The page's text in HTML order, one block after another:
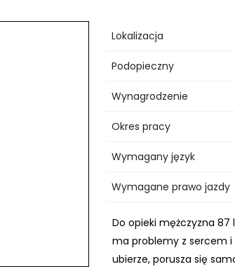
Lokalizacja
Podopieczny
Wynagrodzenie
Okres pracy
Wymagany język
Wymagane prawo jazdy
Do opieki mężczyzna 87
ma problemy z sercem i
ubierze, porusza się